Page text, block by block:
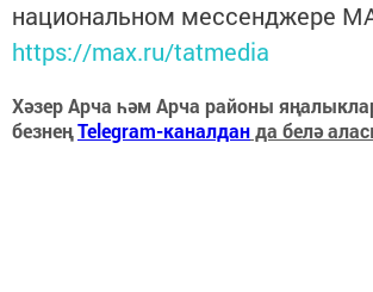
национальном мессенджере
https://max.ru/tatmedia
Хәзер Арча һәм Арча районы
безнеңTelegram-каналданда белә